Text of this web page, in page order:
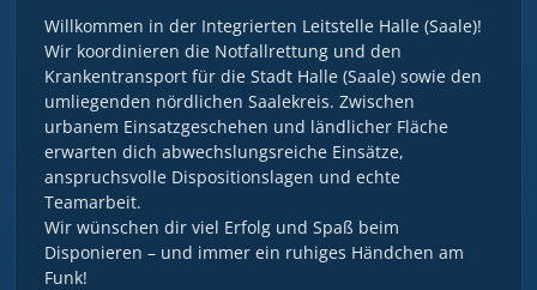
Willkommen in der Integrierten Leitstelle Halle (Saale)!
Wir koordinieren die Notfallrettung und den
Krankentransport für die Stadt Halle (Saale) sowie den
umliegenden nördlichen Saalekreis. Zwischen
urbanem Einsatzgeschehen und ländlicher Fläche
erwarten dich abwechslungsreiche Einsätze,
anspruchsvolle Dispositionslagen und echte
Teamarbeit.
Wir wünschen dir viel Erfolg und Spaß beim
Disponieren – und immer ein ruhiges Händchen am
Funk!